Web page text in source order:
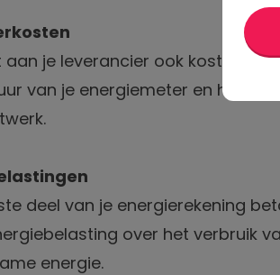
je leverancier ook kosten
van je energiemeter en het
deel van je energierekening
over het verbruik
energie.